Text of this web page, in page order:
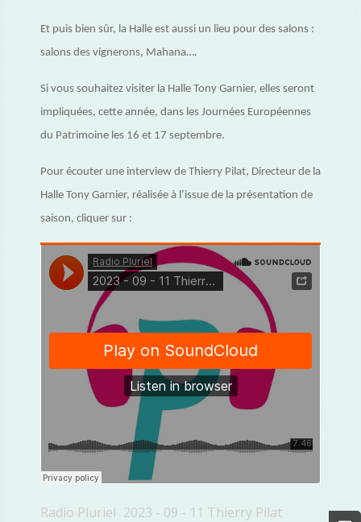
Et puis bien sûr, la Halle est aussi un lieu pour des salons :
salons des vignerons, Mahana….
Si vous souhaitez visiter la Halle Tony Garnier, elles seront
impliquées, cette année, dans les Journées Européennes
du Patrimoine les 16 et 17 septembre.
Pour écouter une interview de Thierry Pilat, Directeur de la
Halle Tony Garnier, réalisée à l’issue de la présentation de
saison, cliquer sur :
Radio Pluriel · 2023 - 09 - 11 Thierry Pilat